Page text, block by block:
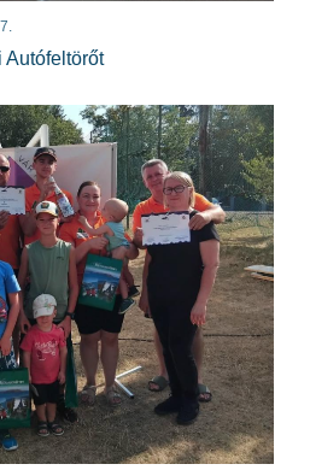
Autófeltörőt